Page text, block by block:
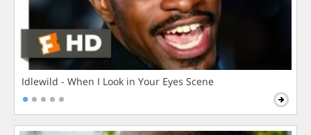
Idlewild - When I Look in Your Eyes Scene